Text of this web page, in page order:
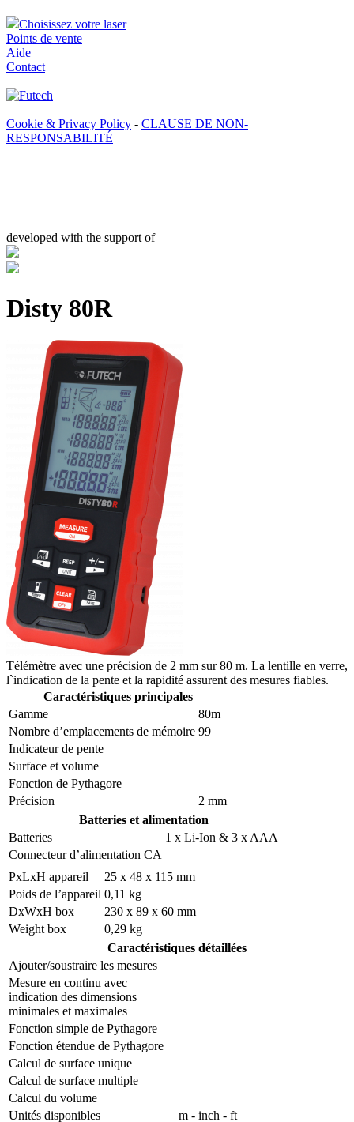
Choisissez votre laser
Points de vente
Aide
Contact
Cookie & Privacy Policy - CLAUSE DE NON-
RESPONSABILITÉ
developed with the support of
Disty 80R
Télémètre avec une précision de 2 mm sur 80 m. La lentille en verre,
l`indication de la pente et la rapidité assurent des mesures fiables.
Caractéristiques principales
Gamme
80m
Nombre d’emplacements de mémoire 99
Indicateur de pente
Surface et volume
Fonction de Pythagore
Précision
2 mm
Batteries et alimentation
Batteries
1 x Li-Ion & 3 x AAA
Connecteur d’alimentation CA
PxLxH appareil
25 x 48 x 115 mm
Poids de l’appareil 0,11 kg
DxWxH box
230 x 89 x 60 mm
Weight box
0,29 kg
Caractéristiques détaillées
Ajouter/soustraire les mesures
Mesure en continu avec
indication des dimensions
minimales et maximales
Fonction simple de Pythagore
Fonction étendue de Pythagore
Calcul de surface unique
Calcul de surface multiple
Calcul du volume
Unités disponibles
m - inch - ft